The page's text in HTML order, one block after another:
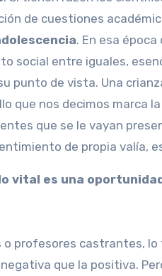
de cuestiones
. En esa
social entre iguales,
punto de vista. Una
que nos decimos marca
que se le vayan
de propia valía,
vital es una
o profesores castrantes,
que la positiva.